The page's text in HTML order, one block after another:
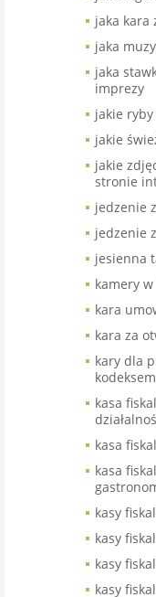
jaka kara
jaka
jaka
imprezy
jakie ryby
jakie
jakie
stronie
jedzenie
jedzenie
jesienna
kamery
kara
kara za
kary dla
kasa
kasa
kasa
kasy
kasy
kasy
kasy